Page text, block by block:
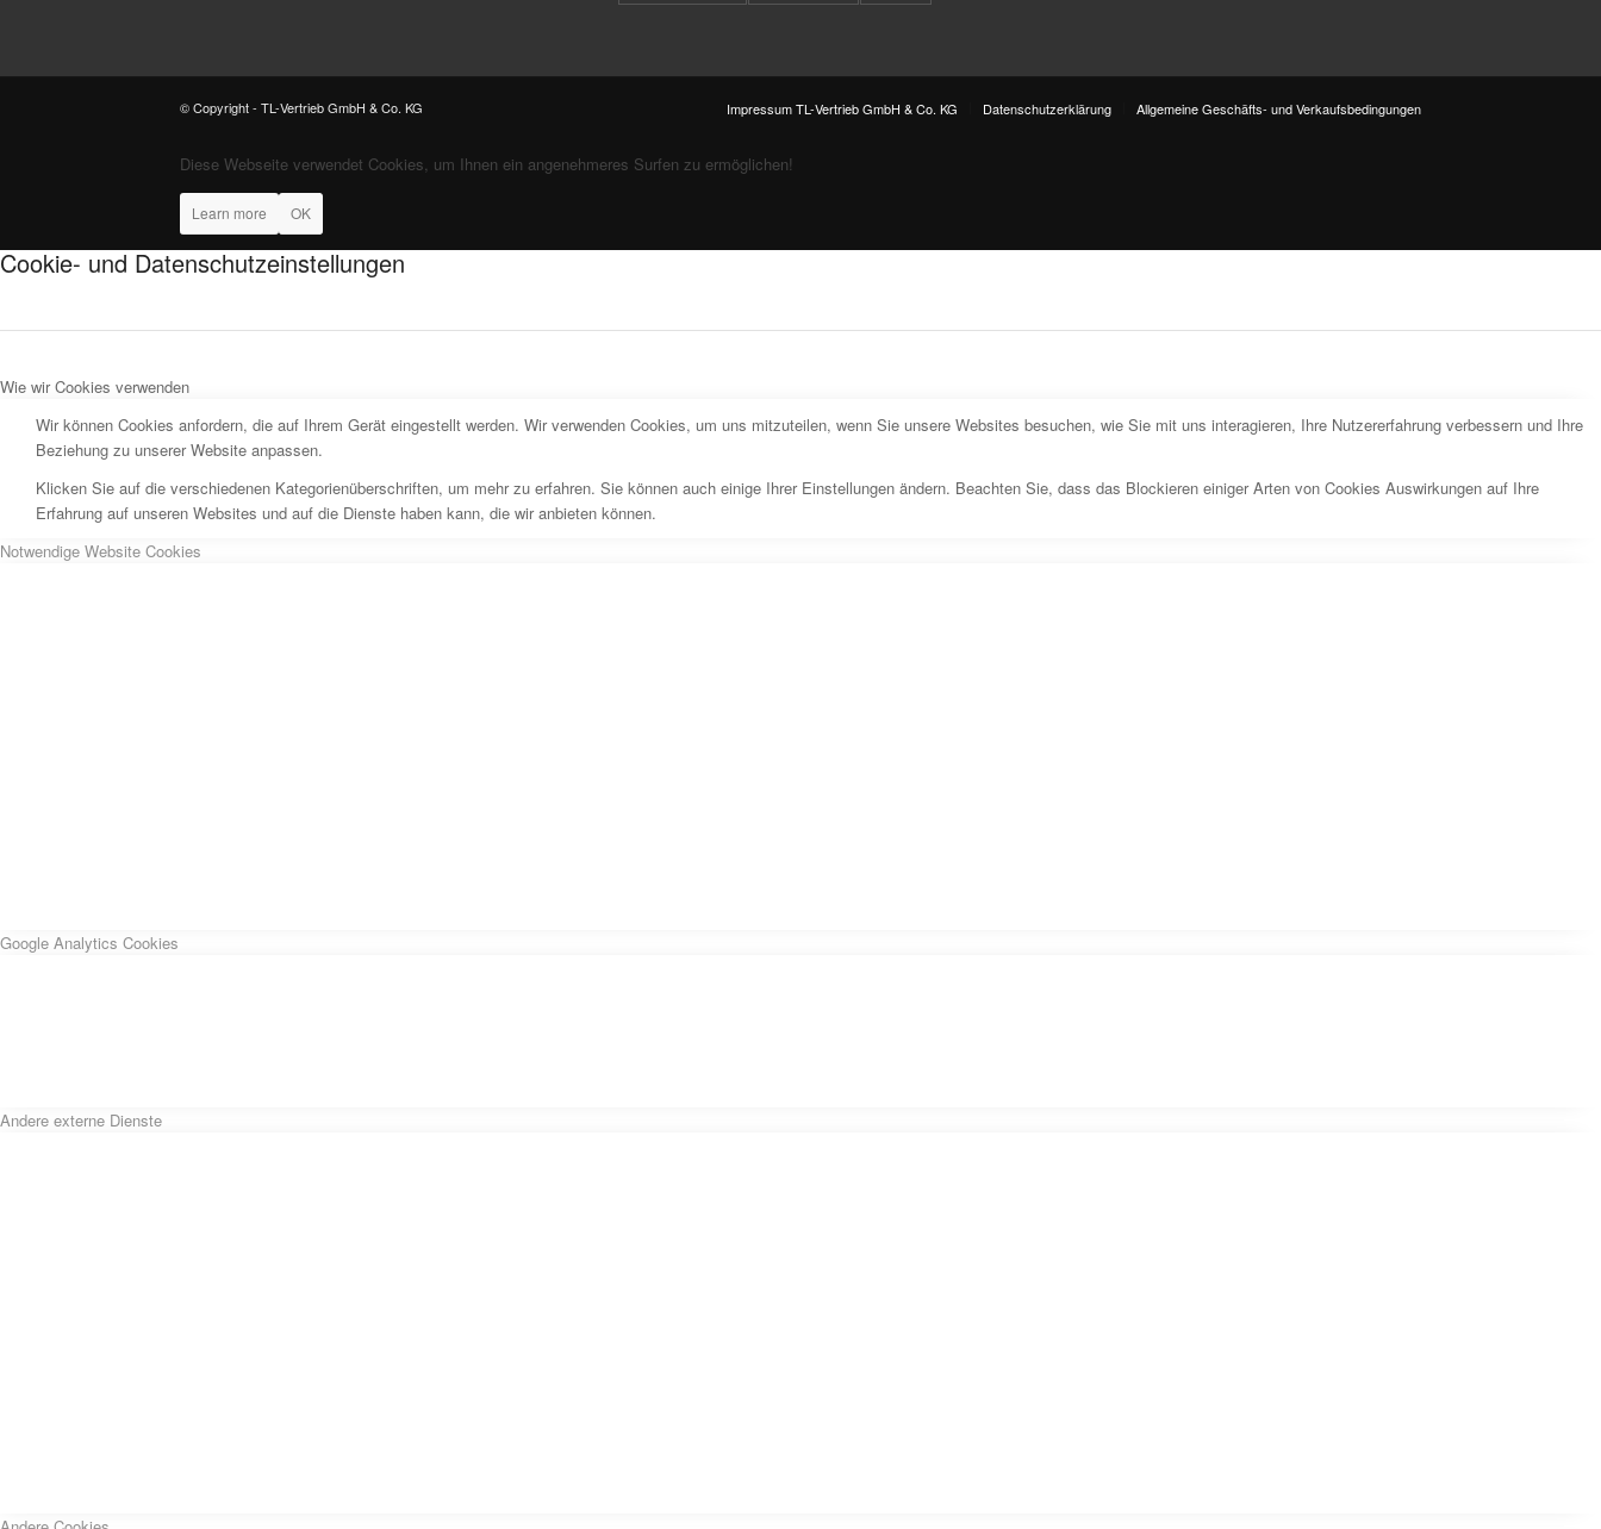
© Copyright - TL-Vertrieb GmbH & Co. KG Impressum TL-Vertrieb GmbH & Co. KG Datenschutzerklärung Allgemeine Geschäfts- und Verkaufsbedingungen
Diese Webseite verwendet Cookies, um Ihnen ein angenehmeres Surfen zu ermöglichen!
Learn more OK
Cookie- und Datenschutzeinstellungen
Wie wir Cookies verwenden
Wir können Cookies anfordern, die auf Ihrem Gerät eingestellt werden. Wir verwenden Cookies, um uns mitzuteilen, wenn Sie unsere Websites besuchen, wie Sie mit uns interagieren, Ihre Nutzererfahrung verbessern und Ihre
Beziehung zu unserer Website anpassen.
Klicken Sie auf die verschiedenen Kategorienüberschriften, um mehr zu erfahren. Sie können auch einige Ihrer Einstellungen ändern. Beachten Sie, dass das Blockieren einiger Arten von Cookies Auswirkungen auf Ihre
Erfahrung auf unseren Websites und auf die Dienste haben kann, die wir anbieten können.
Notwendige Website Cookies
Google Analytics Cookies
Andere externe Dienste